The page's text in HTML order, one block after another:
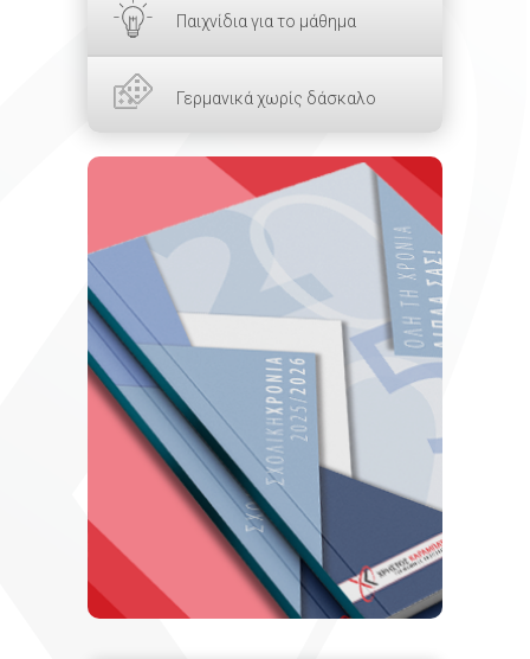
Παιχνίδια για το μάθημα
Γερμανικά χωρίς δάσκαλο